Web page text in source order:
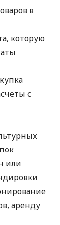
в
которую
с
или
аренду